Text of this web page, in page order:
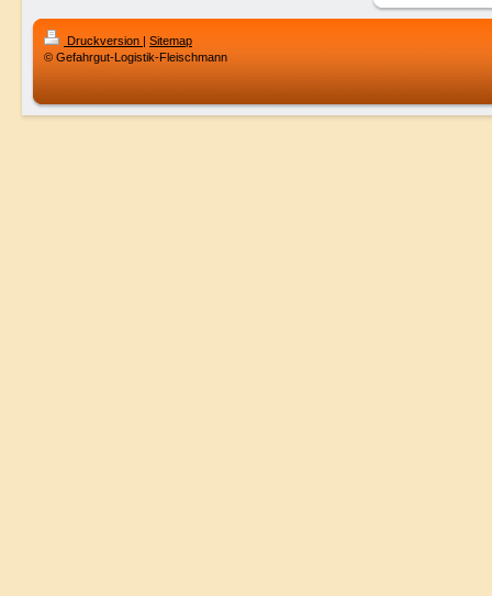
Druckversion | Sitemap
© Gefahrgut-Logistik-Fleischmann